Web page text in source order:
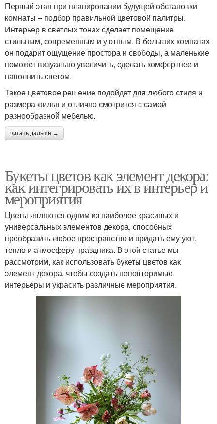
Первый этап при планировании будущей обстановки
комнаты – подбор правильной цветовой палитры.
Интерьер в светлых тонах сделает помещение
стильным, современным и уютным. В больших комнатах
он подарит ощущение простора и свободы, а маленькие
поможет визуально увеличить, сделать комфортнее и
наполнить светом.
Такое цветовое решение подойдет для любого стиля и
размера жилья и отлично смотрится с самой
разнообразной мебелью.
читать дальше →
Букеты цветов как элемент декора:
как интегрировать их в интерьер и
мероприятия
Цветы являются одним из наиболее красивых и
универсальных элементов декора, способных
преобразить любое пространство и придать ему уют,
тепло и атмосферу праздника. В этой статье мы
рассмотрим, как использовать букеты цветов как
элемент декора, чтобы создать неповторимые
интерьеры и украсить различные мероприятия.